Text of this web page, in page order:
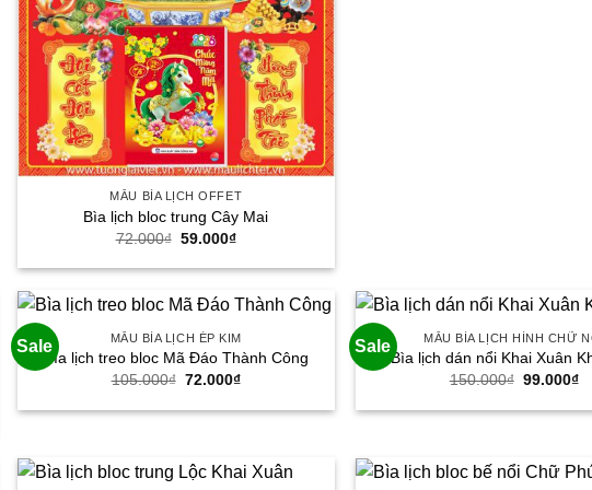
MẪU BÌA LỊCH OFFET
Bìa lịch bloc trung Cây Mai
72.000₫ Giá
là:
59.000₫Giá
tại
59.000₫.
Sale MẪU BÌA LỊCH ÉP KIM
Bìa lịch treo bloc Mã Đáo Thành Công
105.000₫ Giá
là:
72.000₫Giá
tại
Sale MẪU BÌA LỊCH HÌNH CHỮ
Bìa lịch dán nổi Khai Xuân
150.000₫ Giá
là:
99.000₫